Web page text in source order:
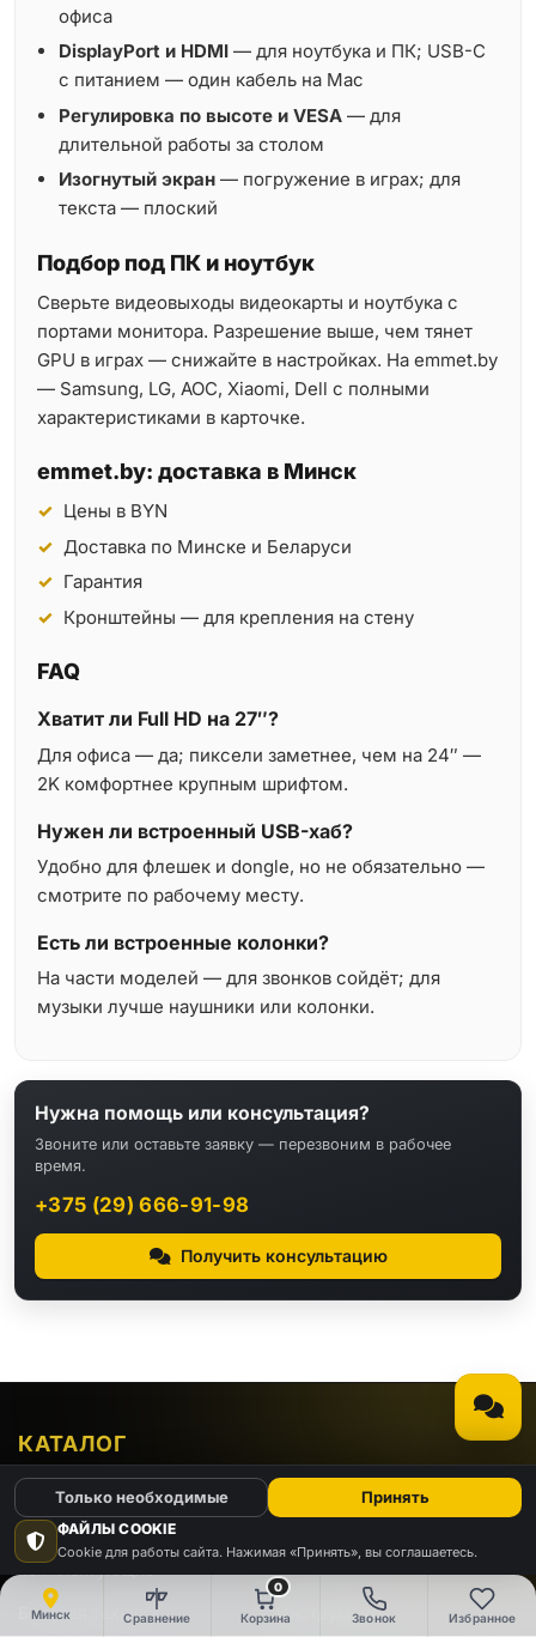
Минск Сравнение
0
Корзина Звонок Избранное
офиса
DisplayPort и HDMI — для ноутбука и ПК; USB-C
с питанием — один кабель на Mac
Регулировка по высоте и VESA — для
длительной работы за столом
Изогнутый экран — погружение в играх; для
текста — плоский
Подбор под ПК и ноутбук
Сверьте видеовыходы видеокарты и ноутбука с
портами монитора. Разрешение выше, чем тянет
GPU в играх — снижайте в настройках. На emmet.by
— Samsung, LG, AOC, Xiaomi, Dell с полными
характеристиками в карточке.
emmet.by: доставка в Минск
Цены в BYN
Доставка по Минске и Беларуси
Гарантия
Кронштейны — для крепления на стену
FAQ
Хватит ли Full HD на 27″?
Для офиса — да; пиксели заметнее, чем на 24″ —
2K комфортнее крупным шрифтом.
Нужен ли встроенный USB-хаб?
Удобно для флешек и dongle, но не обязательно —
смотрите по рабочему месту.
Есть ли встроенные колонки?
На части моделей — для звонков сойдёт; для
музыки лучше наушники или колонки.
Нужна помощь или консультация?
Звоните или оставьте заявку — перезвоним в рабочее
время.
+375 (29) 666-91-98
Получить консультацию
КАТАЛОГ
Видео
Компьютеры и
комплектующие
Электроника
Бытовая техника Инструменты
ФАЙЛЫ COOKIE
Cookie для работы сайта. Нажимая «Принять», вы соглашаетесь.
Только необходимые Принять